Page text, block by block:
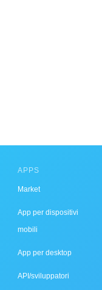
APPS
Market
App per dispositivi
mobili
App per desktop
API/sviluppatori